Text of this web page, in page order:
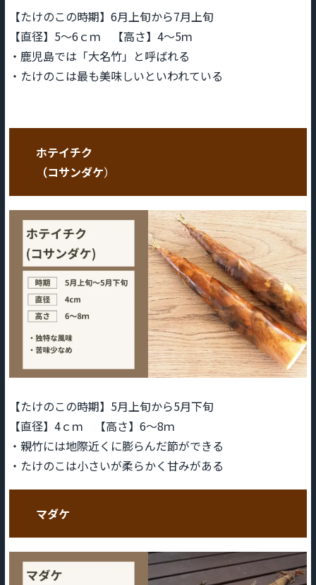
【たけのこの時期】6月上旬から7月上旬
【直径】5～6ｃｍ 【高さ】4～5ｍ
・鹿児島では「大名竹」と呼ばれる
・たけのこは最も美味しいといわれている
ホテイチク
（コサンダケ）
【たけのこの時期】5月上旬から5月下旬
【直径】4ｃｍ 【高さ】6～8ｍ
・親竹には地際近くに膨らんだ節ができる
・たけのこは小さいが柔らかく甘みがある
マダケ